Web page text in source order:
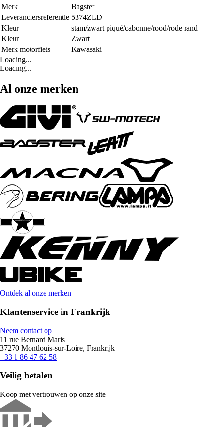
Merk
Bagster
Leveranciersreferentie 5374ZLD
Kleur
stam/zwart piqué/cabonne/rood/rode rand
Kleur
Zwart
Merk motorfiets
Kawasaki
Loading...
Loading...
Al onze merken
Ontdek al onze merken
Klantenservice in Frankrijk
Neem contact op
11 rue Bernard Maris
37270 Montlouis-sur-Loire, Frankrijk
+33 1 86 47 62 58
Veilig betalen
Koop met vertrouwen op onze site